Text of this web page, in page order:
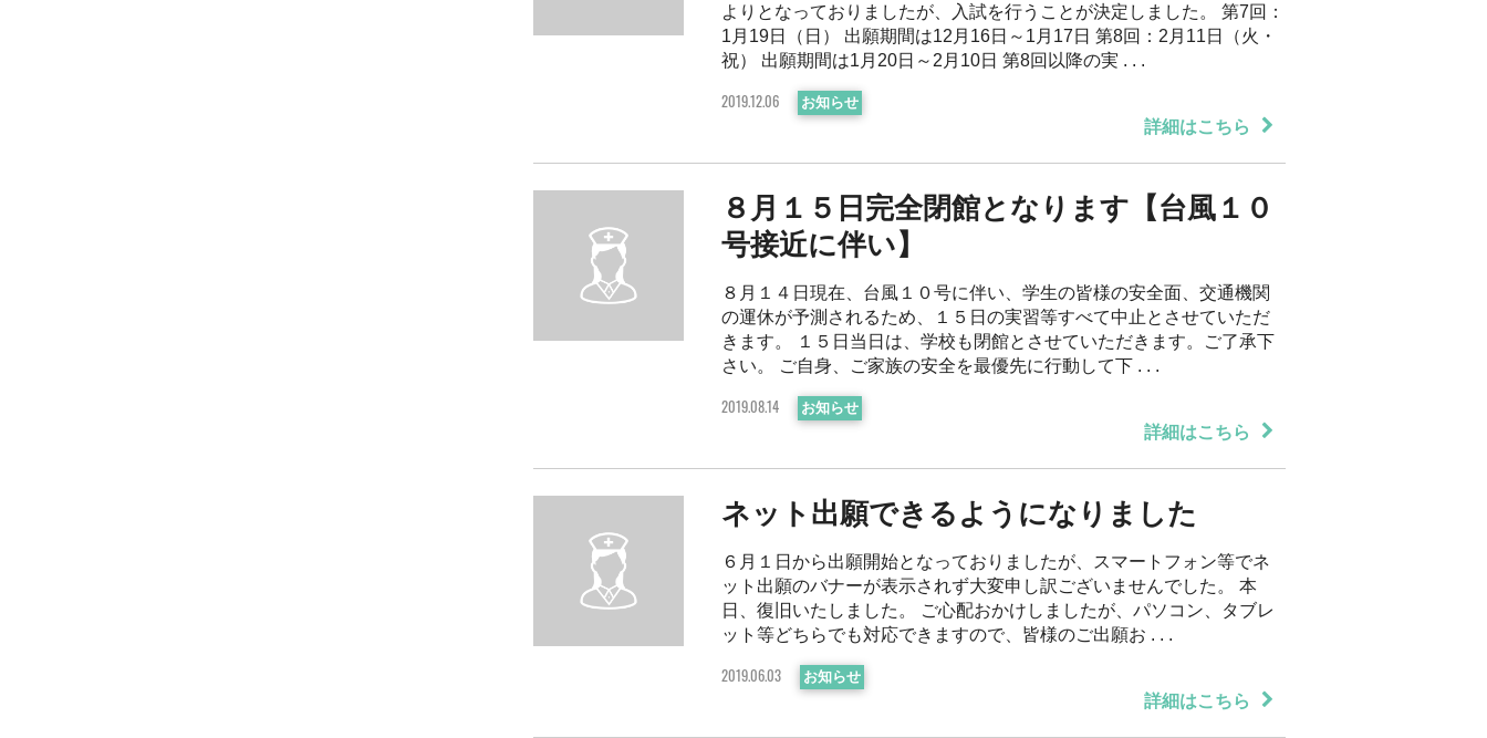
よりとなっておりましたが、入試を行うことが決定しました。 第7回：
1月19日（日） 出願期間は12月16日～1月17日 第8回：2月11日（火・
祝） 出願期間は1月20日～2月10日 第8回以降の実 . . .
2019.12.06 お知らせ
詳細はこちら
８月１５日完全閉館となります【台風１０
号接近に伴い】
８月１４日現在、台風１０号に伴い、学生の皆様の安全面、交通機関
の運休が予測されるため、１５日の実習等すべて中止とさせていただ
きます。 １５日当日は、学校も閉館とさせていただきます。ご了承下
さい。 ご自身、ご家族の安全を最優先に行動して下 . . .
2019.08.14 お知らせ
詳細はこちら
ネット出願できるようになりました
６月１日から出願開始となっておりましたが、スマートフォン等でネ
ット出願のバナーが表示されず大変申し訳ございませんでした。 本
日、復旧いたしました。 ご心配おかけしましたが、パソコン、タブレ
ット等どちらでも対応できますので、皆様のご出願お . . .
2019.06.03 お知らせ
詳細はこちら